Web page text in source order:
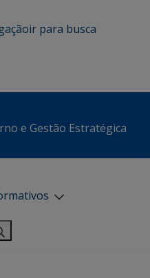
ir para busca
e Gestão Estratégica